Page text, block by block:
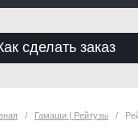
сделать заказ
   /
Гамаши | Рейтузы
/